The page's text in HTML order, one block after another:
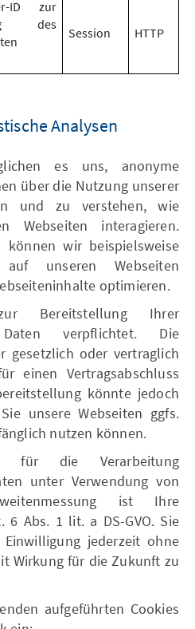
ID zur
des
Session HTTP
Analysen
es uns, anonyme
über die Nutzung unserer
und zu verstehen, wie
Webseiten interagieren.
können wir beispielsweise
unseren Webseiten
optimieren.
Bereitstellung Ihrer
Daten verpflichtet. Die
gesetzlich oder vertraglich
einen Vertragsabschluss
könnte jedoch
unsere Webseiten ggfs.
nutzen können.
für die Verarbeitung
unter Verwendung von
ist Ihre
6 Abs. 1 lit. a DS-GVO. Sie
jederzeit ohne
Wirkung für die Zukunft zu
aufgeführten Cookies